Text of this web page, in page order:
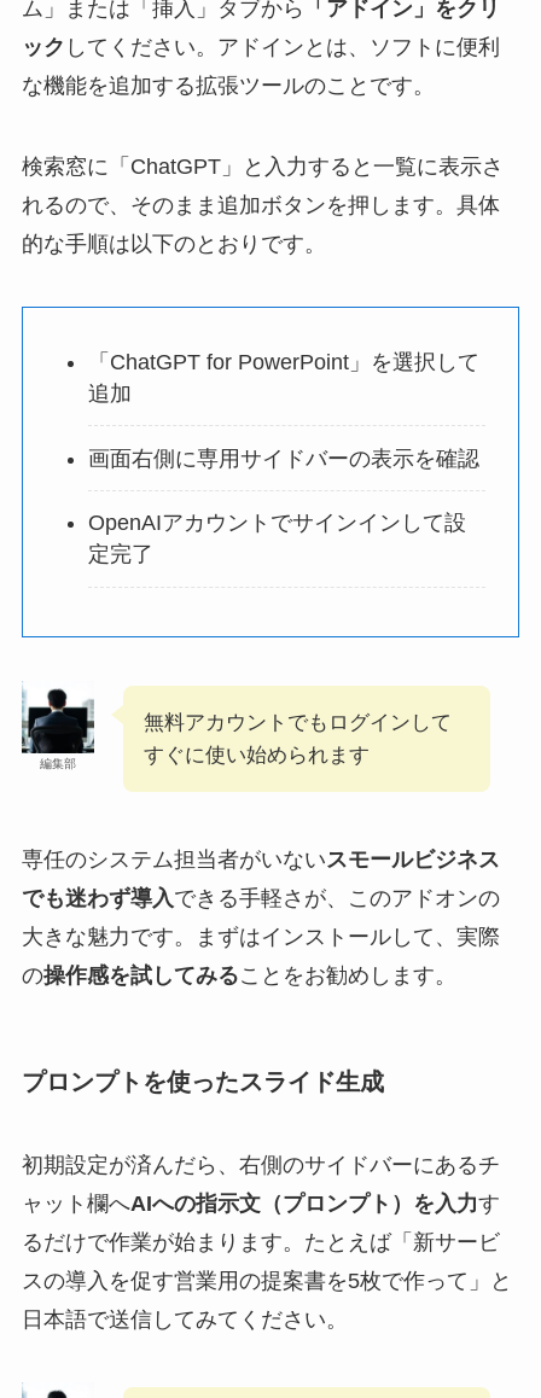
ム」または「挿入」タブから
「アドイン」をクリ
ック してください。アドインとは、ソフトに便利
な機能を追加する拡張ツールのことです。
検索窓に「ChatGPT」と入力すると一覧に表示さ
れるので、そのまま追加ボタンを押します。具体
的な手順は以下のとおりです。
「ChatGPT for PowerPoint」を選択して
追加
画面右側に専用サイドバーの表示を確認
OpenAIアカウントでサインインして設
定完了
編集部
無料アカウントでもログインして
すぐに使い始められます
専任のシステム担当者がいないスモールビジネス
でも迷わず導入できる手軽さが、このアドオンの
大きな魅力です。まずはインストールして、実際
の操作感を試してみることをお勧めします。
プロンプトを使ったスライド生成
初期設定が済んだら、右側のサイドバーにあるチ
ャット欄へAIへの指示文（プロンプト）を入力す
るだけで作業が始まります。たとえば「新サービ
スの導入を促す営業用の提案書を5枚で作って」と
日本語で送信してみてください。